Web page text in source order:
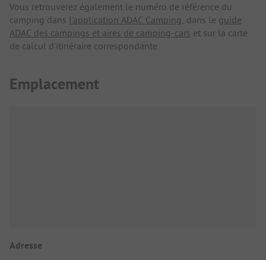
Vous retrouverez également le numéro de référence du
camping dans l'application ADAC Camping, dans le guide
ADAC des campings et aires de camping-cars et sur la carte
de calcul d'itinéraire correspondante.
Emplacement
Adresse